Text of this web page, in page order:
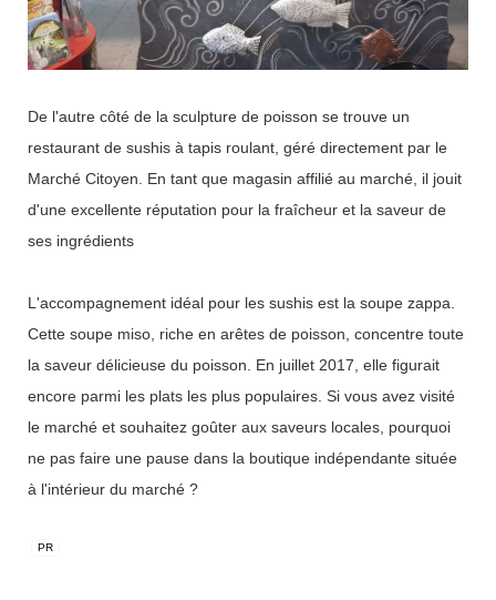
De l'autre côté de la sculpture de poisson se trouve un
restaurant de sushis à tapis roulant, géré directement par le
Marché Citoyen. En tant que magasin affilié au marché, il jouit
d'une excellente réputation pour la fraîcheur et la saveur de
ses ingrédients
L'accompagnement idéal pour les sushis est la soupe zappa.
Cette soupe miso, riche en arêtes de poisson, concentre toute
la saveur délicieuse du poisson. En juillet 2017, elle figurait
encore parmi les plats les plus populaires. Si vous avez visité
le marché et souhaitez goûter aux saveurs locales, pourquoi
ne pas faire une pause dans la boutique indépendante située
à l'intérieur du marché ?